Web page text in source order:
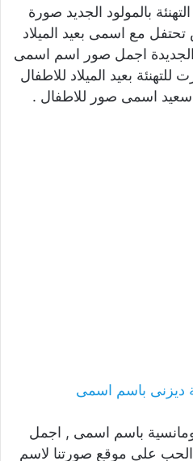
بالمولود الجديد صورة
مع اسمى بعيد الميلاد
الجديدة اجمل صور اسم اسمى
بعيد الميلاد للاطفال
اسمى صور للاطفال .
ديزنى باسم اسمى
باسم اسمى , اجمل
على موقع صورتنا لاسم